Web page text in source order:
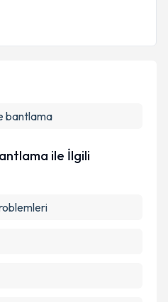
kişisel verilerimin belirtilen
bantlama
ile İlgili